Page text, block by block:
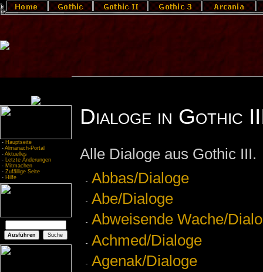
- Hauptseite
- Almanach-Portal
- Aktuelles
- Letzte Änderungen
- Mitmachen
- Zufällige Seite
- Hilfe
Dialoge in Gothic
Alle Dialoge aus Gothic III.
Abbas/Dialoge
Abe/Dialoge
Abweisende Wache/
Achmed/Dialoge
Agenak/Dialoge